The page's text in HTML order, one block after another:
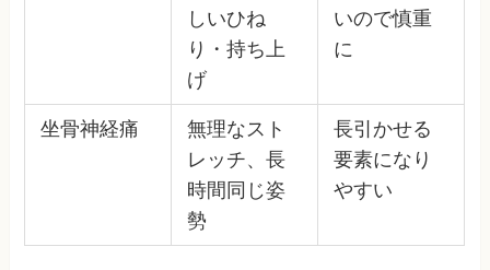
しいひね
り・持ち上
げ
いので慎重
に
坐骨神経痛
無理なスト
レッチ、長
時間同じ姿
勢
長引かせる
要素になり
やすい